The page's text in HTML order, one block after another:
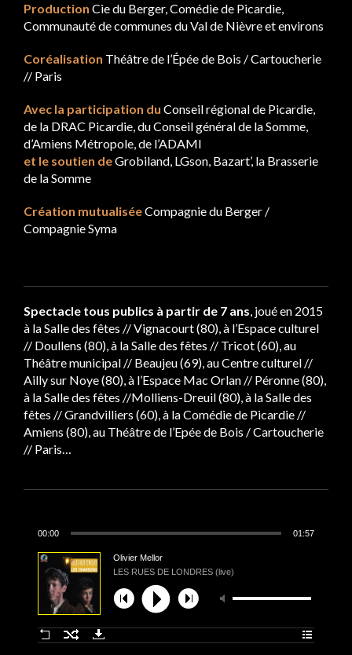
Production Cie du Berger, Comédie de Picardie,
Communauté de communes du Val de Nièvre et environs
Coréalisation Théâtre de l’Épée de Bois / Cartoucherie
// Paris
Avec la participation du Conseil régional de Picardie,
de la DRAC Picardie, du Conseil général de la Somme,
d’Amiens Métropole, de l’ADAMI
et le soutien deGrobiland, LGson, Bazart’, la Brasserie
de la Somme
Création mutualiséeCompagnie du Berger /
Compagnie Syma
Spectacle tous publics à partir de 7 ans, joué en 2015
à la Salle des fêtes // Vignacourt (80), à l’Espace culturel
// Doullens (80), à la Salle des fêtes // Tricot (60), au
Théâtre municipal // Beaujeu (69), au Centre culturel //
Ailly sur Noye (80), à l’Espace Mac Orlan // Péronne (80),
à la Salle des fêtes //Molliens-Dreuil (80), à la Salle des
fêtes // Grandvilliers (60), à la Comédie de Picardie //
Amiens (80), au Théâtre de l’Epée de Bois / Cartoucherie
// Paris…
00:00 01:57
LES RUES DE LONDRES (live)
Olivier Mellor